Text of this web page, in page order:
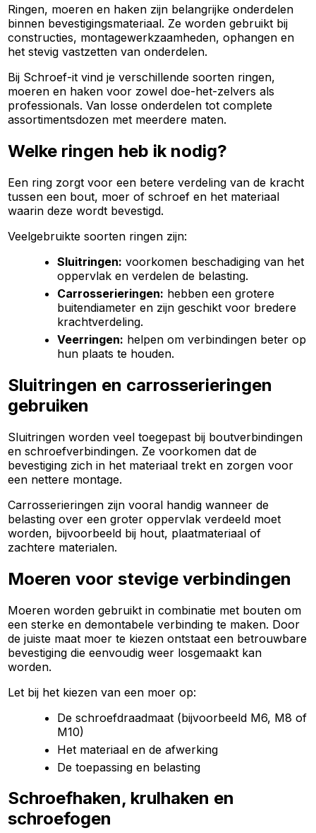
Ringen, moeren en haken zijn belangrijke onderdelen
binnen bevestigingsmateriaal. Ze worden gebruikt bij
constructies, montagewerkzaamheden, ophangen en
het stevig vastzetten van onderdelen.
Bij Schroef-it vind je verschillende soorten ringen,
moeren en haken voor zowel doe-het-zelvers als
professionals. Van losse onderdelen tot complete
assortimentsdozen met meerdere maten.
Welke ringen heb ik nodig?
Een ring zorgt voor een betere verdeling van de kracht
tussen een bout, moer of schroef en het materiaal
waarin deze wordt bevestigd.
Veelgebruikte soorten ringen zijn:
Sluitringen: voorkomen beschadiging van het
oppervlak en verdelen de belasting.
Carrosserieringen: hebben een grotere
buitendiameter en zijn geschikt voor bredere
krachtverdeling.
Veerringen: helpen om verbindingen beter op
hun plaats te houden.
Sluitringen en carrosserieringen
gebruiken
Sluitringen worden veel toegepast bij boutverbindingen
en schroefverbindingen. Ze voorkomen dat de
bevestiging zich in het materiaal trekt en zorgen voor
een nettere montage.
Carrosserieringen zijn vooral handig wanneer de
belasting over een groter oppervlak verdeeld moet
worden, bijvoorbeeld bij hout, plaatmateriaal of
zachtere materialen.
Moeren voor stevige verbindingen
Moeren worden gebruikt in combinatie met bouten om
een sterke en demontabele verbinding te maken. Door
de juiste maat moer te kiezen ontstaat een betrouwbare
bevestiging die eenvoudig weer losgemaakt kan
worden.
Let bij het kiezen van een moer op:
De schroefdraadmaat (bijvoorbeeld M6, M8 of
M10)
Het materiaal en de afwerking
De toepassing en belasting
Schroefhaken, krulhaken en
schroefogen